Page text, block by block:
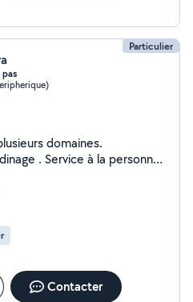
Particulier
pas
domaines.
. Service à la personne.
Contacter